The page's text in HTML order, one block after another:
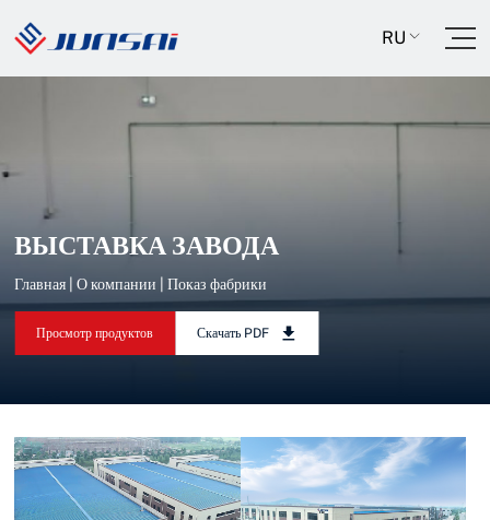
RU
ВЫСТАВКА ЗАВОДА
Главная О компании Показ фабрики
Просмотр продуктов Скачать PDF